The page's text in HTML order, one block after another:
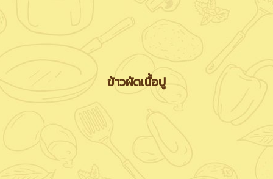
ข้าวผัดเนื้อปู